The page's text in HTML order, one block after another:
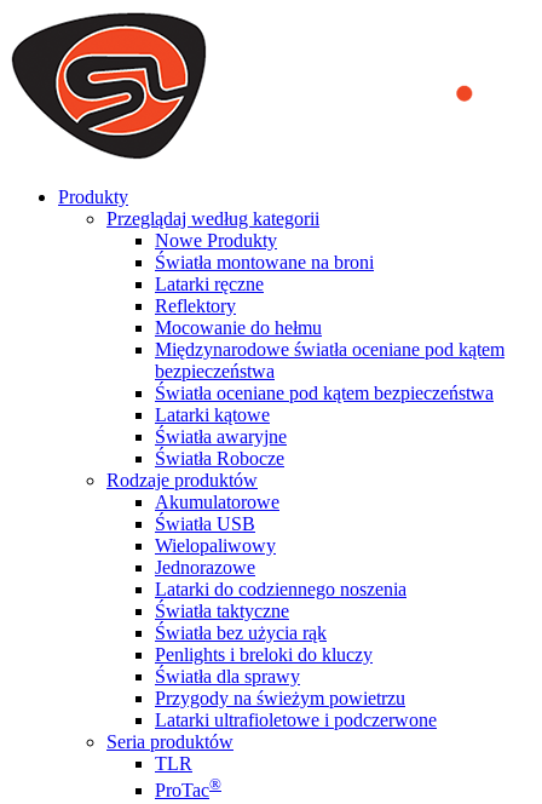
We use cookies to ensure that we provide you the best experience
on our website. By continuing to browse this website, you accept
that cookies are used to help us analyze how the website is used and
to offer you a better experience. To learn more or to find out how
you can disable cookies, you can access our
Produkty
Przeglądaj według kategorii
Nowe Produkty
Światła montowane na broni
Latarki ręczne
Reflektory
Mocowanie do hełmu
Międzynarodowe światła oceniane pod kątem
bezpieczeństwa
Światła oceniane pod kątem bezpieczeństwa
Latarki kątowe
Światła awaryjne
Światła Robocze
Rodzaje produktów
Akumulatorowe
Światła USB
Wielopaliwowy
Jednorazowe
Latarki do codziennego noszenia
Światła taktyczne
Światła bez użycia rąk
Penlights i breloki do kluczy
Światła dla sprawy
Przygody na świeżym powietrzu
Latarki ultrafioletowe i podczerwone
Seria produktów
TLR
ProTac®